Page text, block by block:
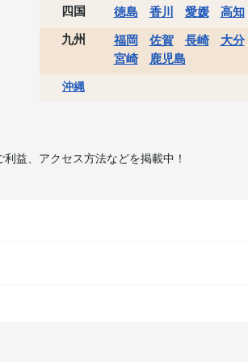
四国
徳島 香川 愛媛
高知
九州
福岡 佐賀 長崎 大分
宮崎
鹿児島
沖縄
益、アクセス方法などを掲載中！